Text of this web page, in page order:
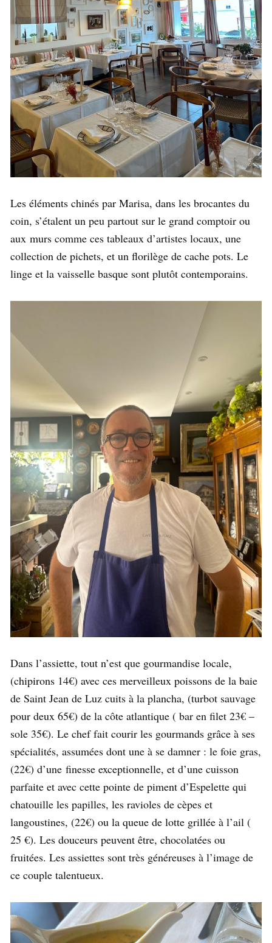
Les éléments chinés par Marisa, dans les brocantes du
coin, s’étalent un peu partout sur le grand comptoir ou
aux murs comme ces tableaux d’artistes locaux, une
collection de pichets, et un florilège de cache pots. Le
linge et la vaisselle basque sont plutôt contemporains.
Dans l’assiette, tout n’est que gourmandise locale,
(chipirons 14€) avec ces merveilleux poissons de la baie
de Saint Jean de Luz cuits à la plancha, (turbot sauvage
pour deux 65€) de la côte atlantique ( bar en filet 23€ –
sole 35€). Le chef fait courir les gourmands grâce à ses
spécialités, assumées dont une à se damner : le foie gras,
(22€) d’une finesse exceptionnelle, et d’une cuisson
parfaite et avec cette pointe de piment d’Espelette qui
chatouille les papilles, les ravioles de cèpes et
langoustines, (22€) ou la queue de lotte grillée à l’ail (
25 €). Les douceurs peuvent être, chocolatées ou
fruitées. Les assiettes sont très généreuses à l’image de
ce couple talentueux.